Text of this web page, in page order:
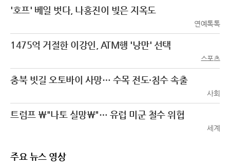
'호프' 베일 벗다, 나홍진이 빚은 지옥도
연예톡톡
1475억 거절한 이강인, ATM행 '낭만' 선택
스포츠
충북 빗길 오토바이 사망… 수목 전도·침수 속출
사회
트럼프 \"나토 실망\"… 유럽 미군 철수 위협
세계
주요 뉴스 영상